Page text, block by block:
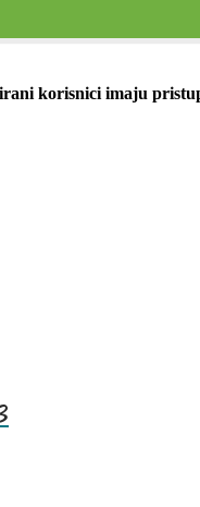
korisnici imaju